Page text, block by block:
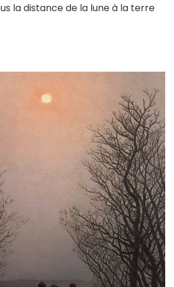
la distance de la lune à la terre